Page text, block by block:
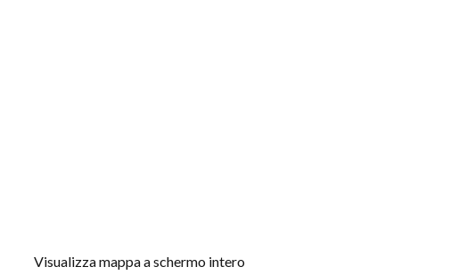
Visualizza mappa a schermo intero